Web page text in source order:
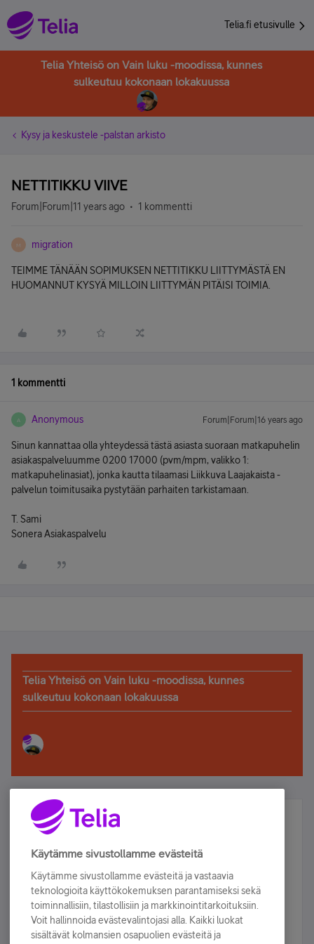
Telia.fi etusivulle
Telia Yhteisö on Vain luku -moodissa, kunnes
sulkeutuu kokonaan lokakuussa
Kysy ja keskustele -palstan arkisto
NETTITIKKU VIIVE
Forum|Forum|11 years ago 1 kommentti
M migration
TEIMME TÄNÄÄN SOPIMUKSEN NETTITIKKU LIITTYMÄSTÄ EN
HUOMANNUT KYSYÄ MILLOIN LIITTYMÄN PITÄISI TOIMIA.
1 kommentti
A Anonymous Forum|Forum|16 years ago
Sinun kannattaa olla yhteydessä tästä asiasta suoraan matkapuhelin
asiakaspalveluumme 0200 17000 (pvm/mpm, valikko 1:
matkapuhelinasiat), jonka kautta tilaamasi Liikkuva Laajakaista -
palvelun toimitusaika pystytään parhaiten tarkistamaan.
T. Sami
Sonera Asiakaspalvelu
Telia Yhteisö on Vain luku -moodissa, kunnes
sulkeutuu kokonaan lokakuussa
Älä jää paitsi – osallistu ja voita!
Tilaa Telian uutiskirje ja olet mukana arvonnassa.
sähköpostiisi.
Tilaa nyt
Käytämme sivustollamme evästeitä
Käytämme sivustollamme evästeitä ja vastaavia
teknologioita käyttökokemuksen parantamiseksi sekä
toiminnallisiin, tilastollisiin ja markkinointitarkoituksiin.
Voit hallinnoida evästevalintojasi alla. Kaikki luokat
sisältävät kolmansien osapuolien evästeitä ja